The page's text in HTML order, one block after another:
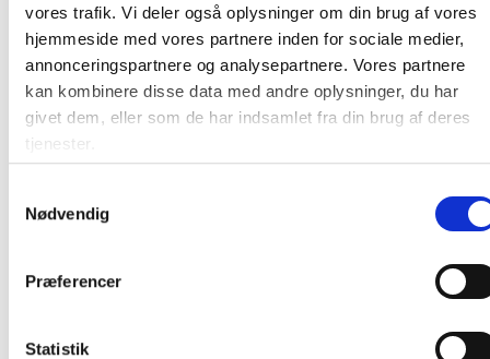
vores trafik. Vi deler også oplysninger om din brug af vores
hjemmeside med vores partnere inden for sociale medier,
annonceringspartnere og analysepartnere. Vores partnere
kan kombinere disse data med andre oplysninger, du har
givet dem, eller som de har indsamlet fra din brug af deres
tjenester.
Nødvendig
Præferencer
Statistik
kaldet EU-Blomsten), som er en officiel certificering, der
gives til produkter, som opfylder en række miljømæssige
krav fastsat af EU.
Stor låge til børnegarderobe
Stabil og slidstærk
Version: Venstrehængslet
Bredde: 220 mm
Farve: Hvid laminat
Farve: